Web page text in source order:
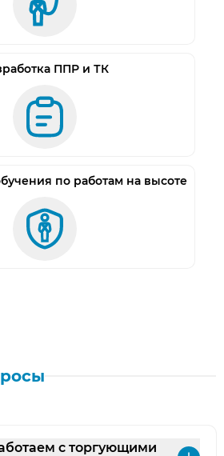
ППР и ТК
по работам на высоте
с торгующими